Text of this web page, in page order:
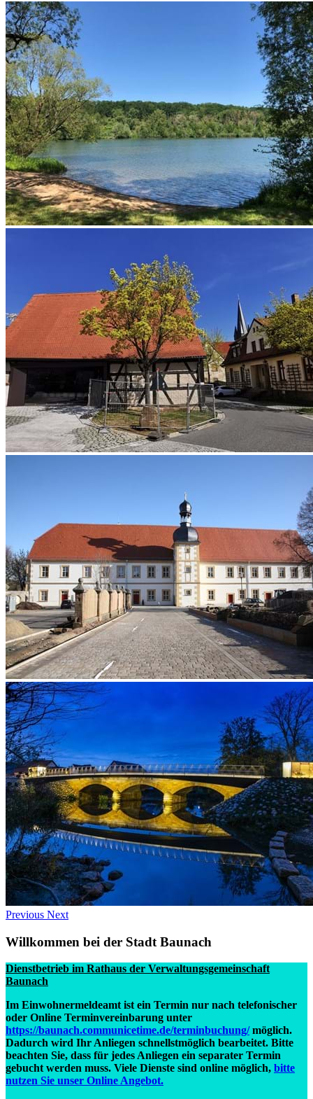
Previous Next
Willkommen bei der Stadt Baunach
Dienstbetrieb im Rathaus der Verwaltungsgemeinschaft
Baunach
Im Einwohnermeldeamt ist ein Termin nur nach telefonischer
oder Online Terminvereinbarung unter
https://baunach.communicetime.de/terminbuchung/möglich.
Dadurch wird Ihr Anliegen schnellstmöglich bearbeitet. Bitte
beachten Sie, dass für jedes Anliegen ein separater Termin
gebucht werden muss. Viele Dienste sind online möglich, bitte
nutzen Sie unser Online Angebot.